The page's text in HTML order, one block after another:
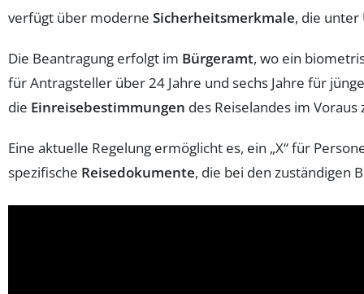
verfügt über moderne Sicherheitsmerkmale, die unter
Die Beantragung erfolgt im Bürgeramt, wo ein
für Antragsteller über 24 Jahre und sechs Jahre für
die Einreisebestimmungen des Reiselandes im
Eine aktuelle Regelung ermöglicht es, ein „X“ für
spezifische Reisedokumente, die bei den zuständigen